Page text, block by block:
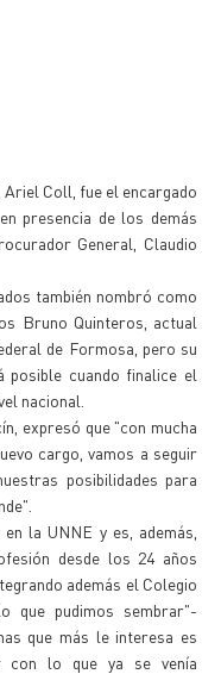
Coll, fue el encargado
presencia de los demás
General, Claudio
también nombró como
Bruno Quinteros, actual
de Formosa, pero su
posible cuando finalice el
nacional.
expresó que "con mucha
cargo, vamos a seguir
posibilidades para
la UNNE y es, además,
desde los 24 años
además el Colegio
que pudimos sembrar"-
que más le interesa es
con lo que ya se venía